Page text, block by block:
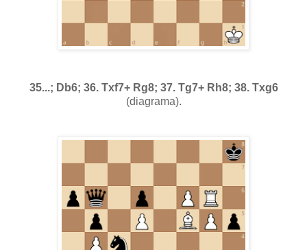
35...; Db6; 36. Txf7+ Rg8; 37. Tg7+ Rh8; 38. Txg6
(diagrama).